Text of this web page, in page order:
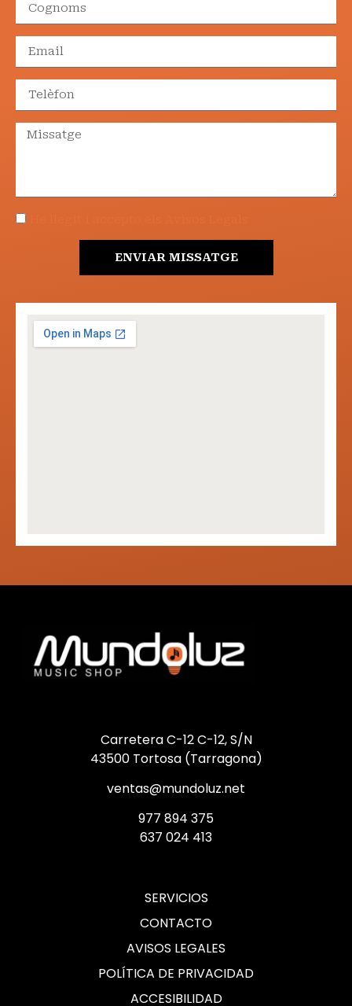
ENVIAR MISSATGE
Carretera C-12 C-12, S/N
43500 Tortosa (Tarragona)
ventas@mundoluz.net
977 894 375
637 024 413
SERVICIOS
CONTACTO
AVISOS LEGALES
POLÍTICA DE PRIVACIDAD
ACCESIBILIDAD